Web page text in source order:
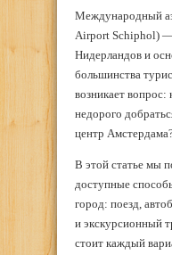
Международный
Airport Schiphol) —
Нидерландов и
большинства
возникает
недорого
центр
В этой статье мы
доступные
город: поезд,
и экскурсионный
стоит каждый